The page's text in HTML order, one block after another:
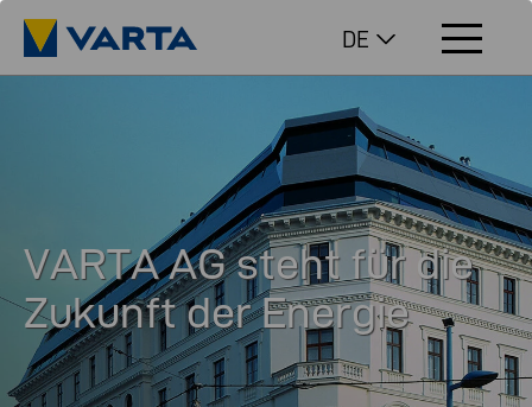
DE
VARTA AG steht für die
Zukunft der Energie